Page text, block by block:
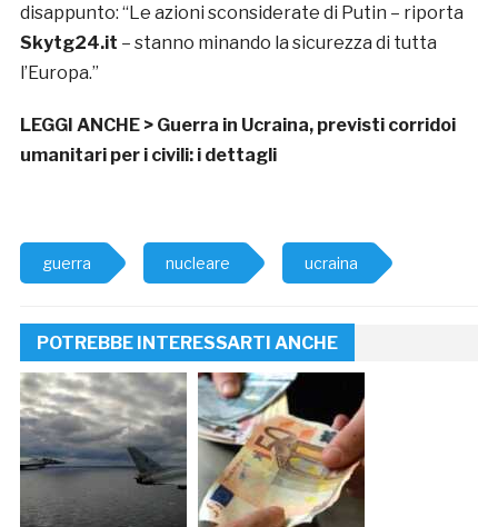
disappunto: “Le azioni sconsiderate di Putin – riporta
Skytg24.it – stanno minando la sicurezza di tutta
l’Europa.”
LEGGI ANCHE > Guerra in Ucraina, previsti corridoi
umanitari per i civili: i dettagli
guerra nucleare ucraina
POTREBBE INTERESSARTI ANCHE